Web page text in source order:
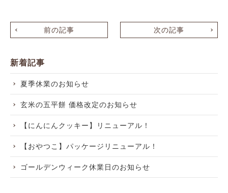
前の記事 次の記事
新着記事
夏季休業のお知らせ
玄米の五平餅 価格改定のお知らせ
【にんにんクッキー】リニューアル！
【おやつこ】パッケージリニューアル！
ゴールデンウィーク休業日のお知らせ